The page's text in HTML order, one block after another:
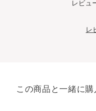
レビュ
レ
この商品と一緒に